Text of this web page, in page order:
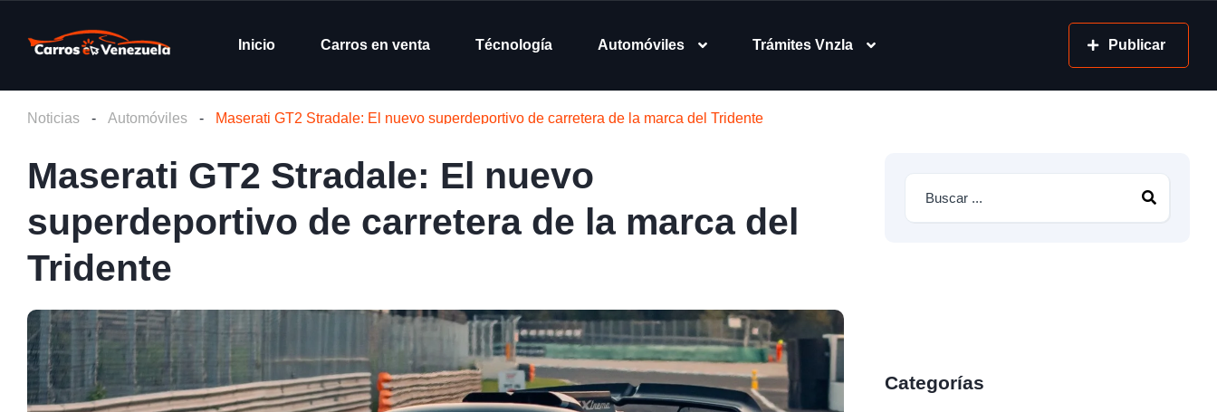
Inicio Carros en venta Técnología Automóviles Trámites Vnzla Publicar
Noticias - Automóviles - Maserati GT2 Stradale: El nuevo superdeportivo de carretera de la marca del Tridente
Maserati GT2 Stradale: El nuevo
superdeportivo de carretera de la marca del
Tridente
Categorías